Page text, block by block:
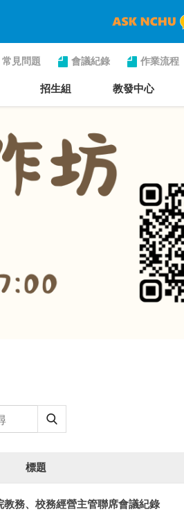
常見問題 會議紀錄 作業流程
招生組 教發中心
標題
教務、校務經營主管聯席會議紀錄